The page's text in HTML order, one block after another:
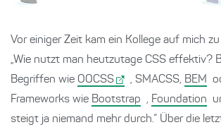
Vor einiger Zeit kam ein Kollege auf mich
„Wie nutzt man heutzutage CSS effektiv?
Begriffen wie OOCSS , SMACSS, BEM
Frameworks wie Bootstrap , Foundation
steigt ja niemand mehr durch.“ Über die